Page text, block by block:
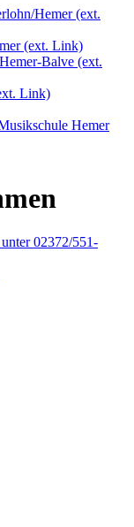
Hemer (ext.
(ext. Link)
Balve (ext.
Link)
02372/551-